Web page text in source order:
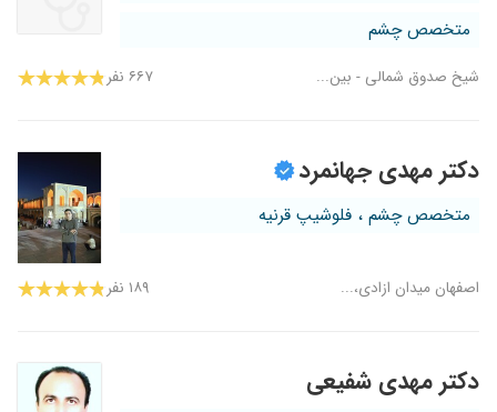
متخصص چشم
شیخ صدوق شمالی - بین... ۶۶۷ نفر
دکتر مهدی جهانمرد
متخصص چشم ، فلوشیپ قرنیه
اصفهان میدان ازادی،... ۱۸۹ نفر
دکتر مهدی شفیعی